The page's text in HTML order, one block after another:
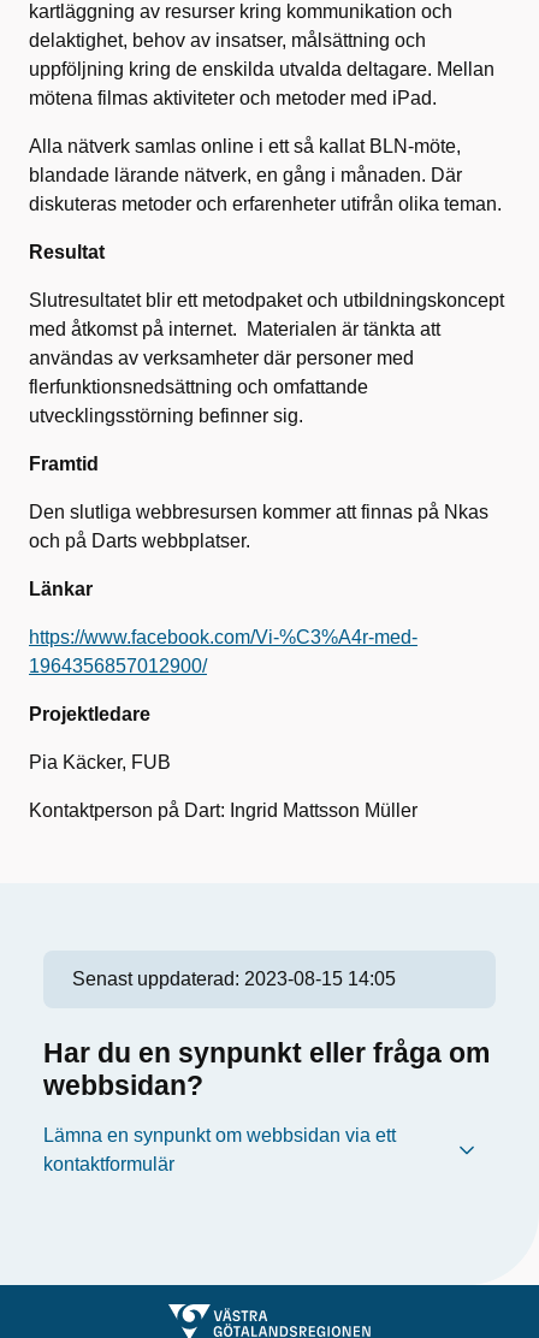
kartläggning av resurser kring kommunikation och
delaktighet, behov av insatser, målsättning och
uppföljning kring de enskilda utvalda deltagare. Mellan
mötena filmas aktiviteter och metoder med iPad.
Alla nätverk samlas online i ett så kallat BLN-möte,
blandade lärande nätverk, en gång i månaden. Där
diskuteras metoder och erfarenheter utifrån olika teman.
Resultat
Slutresultatet blir ett metodpaket och utbildningskoncept
med åtkomst på internet. Materialen är tänkta att
användas av verksamheter där personer med
flerfunktionsnedsättning och omfattande
utvecklingsstörning befinner sig.
Framtid
Den slutliga webbresursen kommer att finnas på Nkas
och på Darts webbplatser.
Länkar
https://www.facebook.com/Vi-%C3%A4r-med-
1964356857012900/
Projektledare
Pia Käcker, FUB
Kontaktperson på Dart: Ingrid Mattsson Müller
Senast uppdaterad: 2023-08-15 14:05
Har du en synpunkt eller fråga om
webbsidan?
Lämna en synpunkt om webbsidan via ett
kontaktformulär